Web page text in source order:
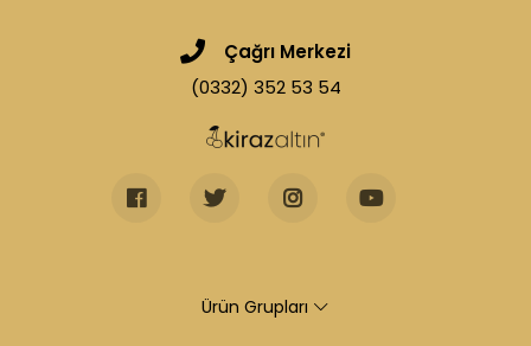
Çağrı Merkezi
(0332) 352 53 54
Ürün Grupları